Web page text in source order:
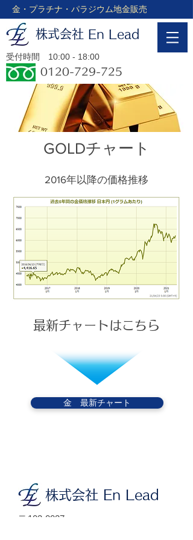
金・プラチナ・パラジウム地金販売
​株式会社 En Lead
​受付時間 10:00 - 18:00
0120-729-725
GOLD​チャート
​2016年以降の価格推移
最新チャートはこちら
金 最新チャート
​株式会社 En Lead
〒103-0027